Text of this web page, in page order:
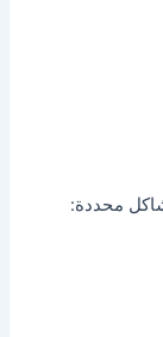
محددة: